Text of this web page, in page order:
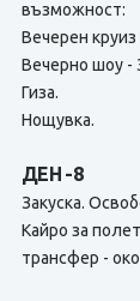
възможност:
Вечерен
Вечерно шоу -
Гиза.
Нощувка.
ДЕН -8
Закуска.
Кайро за
трансфер -